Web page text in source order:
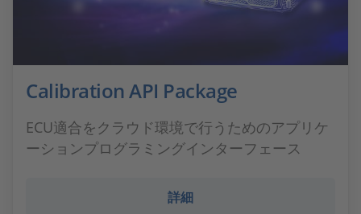
Calibration API Package
ECU適合をクラウド環境で行うためのアプリケ
ーションプログラミングインターフェース
詳細